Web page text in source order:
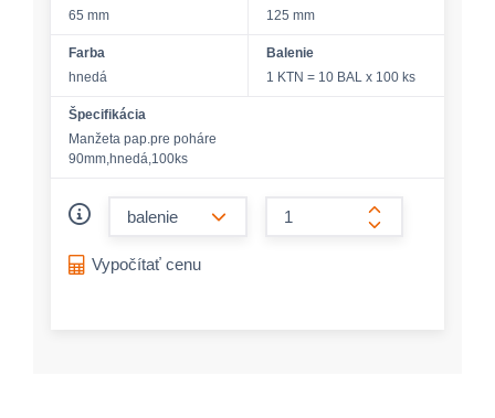
65 mm
125 mm
Farba
hnedá
Balenie
1 KTN = 10 BAL x 100 ks
Špecifikácia
Manžeta pap.pre poháre
90mm,hnedá,100ks
form.increase-
Vypočítať cenu